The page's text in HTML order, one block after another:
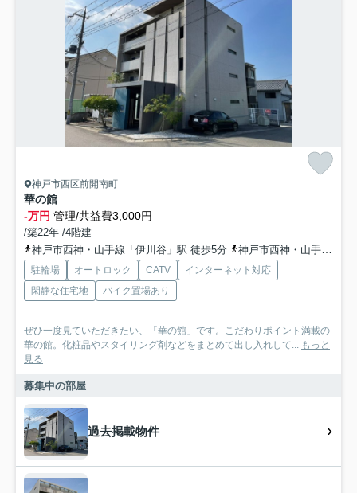
神戸市西区前開南町
華の館
-万円 管理/共益費3,000円
/築22年 /4階建
神戸市西神・山手線「伊川谷」駅 徒歩5分
神戸市西神・山手線「学園都市」駅 徒歩25分
駐輪場 オートロック CATV
インターネット対応
閑静な住宅地
バイク置場あり
ぜひ一度見ていただきたい、「華の館」です。こだわりポイント満載の
華の館。化粧品やスタイリング剤などをまとめて出し入れして... もっと
見る
募集中の部屋
過去掲載物件